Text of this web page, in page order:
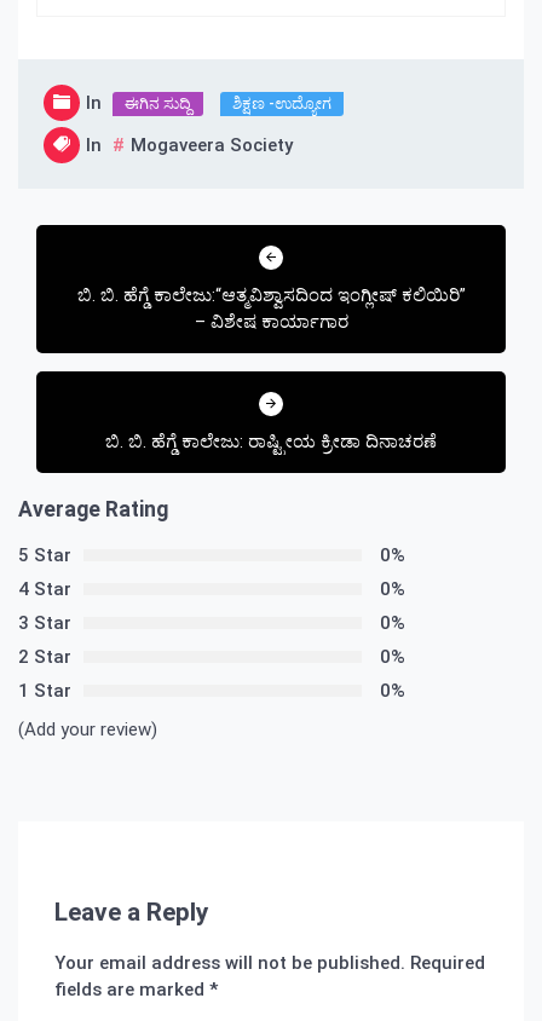
In ಈಗಿನ ಸುದ್ದಿ ಶಿಕ್ಷಣ -ಉದ್ಯೋಗ
In Mogaveera Society
Post
ಬಿ. ಬಿ. ಹೆಗ್ಡೆ ಕಾಲೇಜು:“ಆತ್ಮವಿಶ್ವಾಸದಿಂದ ಇಂಗ್ಲೀಷ್ ಕಲಿಯಿರಿ”
– ವಿಶೇಷ ಕಾರ್ಯಾಗಾರ
ಬಿ. ಬಿ. ಹೆಗ್ಡೆ ಕಾಲೇಜು: ರಾಷ್ಟ್ರೀಯ ಕ್ರೀಡಾ ದಿನಾಚರಣೆ
Average Rating
5 Star
0%
4 Star
0%
3 Star
0%
2 Star
0%
1 Star
0%
(Add your review)
Leave a Reply
Your email address will not be published. Required
fields are marked *